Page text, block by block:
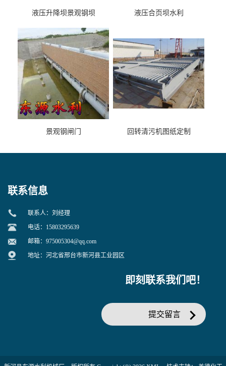
液压升降坝景观钢坝 液压合页坝水利
景观钢闸门 回转清污机图纸定制
联系信息
联系人：刘经理
电话：15803295639
邮箱： 975005304@qq.com
地址：河北省邢台市新河县工业园区
即刻联系我们吧！
提交留言